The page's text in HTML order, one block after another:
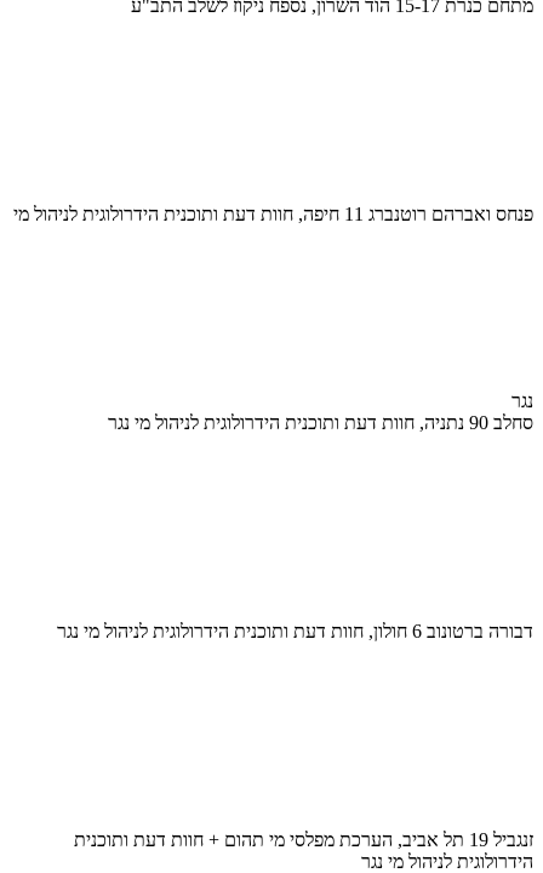
מתחם כנרת 15-17 הוד השרון, נספח ניקוז לשלב התב"ע
פנחס ואברהם רוטנברג 11 חיפה, חוות דעת ותוכנית הידרולוגית לניהול מי
נגר
סחלב 90 נתניה, חוות דעת ותוכנית הידרולוגית לניהול מי נגר
דבורה ברטונוב 6 חולון, חוות דעת ותוכנית הידרולוגית לניהול מי נגר
זנגביל 19 תל אביב, הערכת מפלסי מי תהום + חוות דעת ותוכנית
הידרולוגית לניהול מי נגר